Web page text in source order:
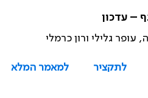
– עדכון
עופר גלילי ורון כרמלי
לתקציר
למאמר המלא